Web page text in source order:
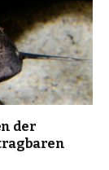
der